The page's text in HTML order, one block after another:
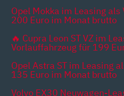
Opel Mokka im Leasing
200 Euro im Monat brutto
🔥 Cupra Leon ST VZ im
Vorlauffahrzeug für 199
Opel Astra ST im Leasing
135 Euro im Monat brutto
Volvo EX30 Neuwagen-